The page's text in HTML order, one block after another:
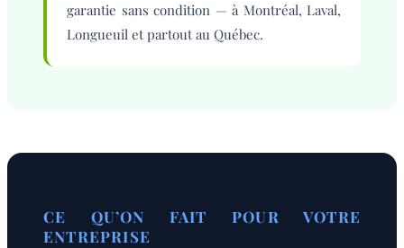
garantie sans condition — à Montréal, Laval,
Longueuil et partout au Québec.
CE QU’ON FAIT POUR VOTRE
ENTREPRISE